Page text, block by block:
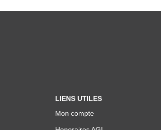
LIENS UTILES
Mon compte